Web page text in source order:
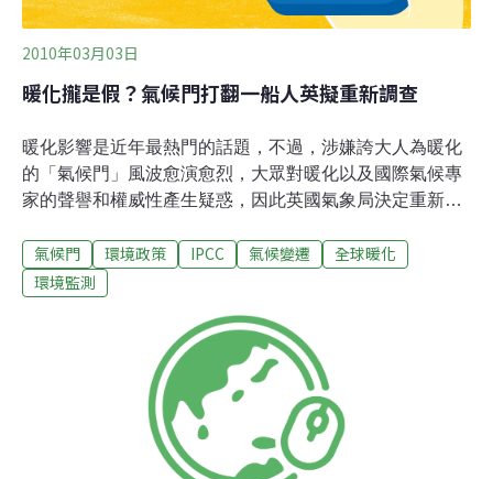
2010年03月03日
暖化攏是假？氣候門打翻一船人英擬重新調查
暖化影響是近年最熱門的話題，不過，涉嫌誇大人為暖化
的「氣候門」風波愈演愈烈，大眾對暖化以及國際氣候專
家的聲譽和權威性產生疑惑，因此英國氣象局決定重新審
個月內，全球對所謂氣候變遷的觀點已經大幅改變，暖化
懷疑論者惡搞短片指出，「他們隱藏氣溫下降」。去年11
生所謂「氣候門」醜聞，暖化論學者被控涉嫌誤導誇大數
據。就在大眾對暖化的質疑越演越烈，聯合國政府間氣候
變遷問題小組IPCC在1月正式對外道歉，對喜馬拉雅山冰
川將在2035年融化的報告坦承有錯。無獨有偶，IPCC有
關氣候變化將威脅到40%的亞馬遜雨林的報告，最近也遭
質疑，全球暖化政策協會懷豪斯表示，「現在大眾對IPCC
氣候門 環境政策 IPCC 氣候變遷
全球暖化
環境監測